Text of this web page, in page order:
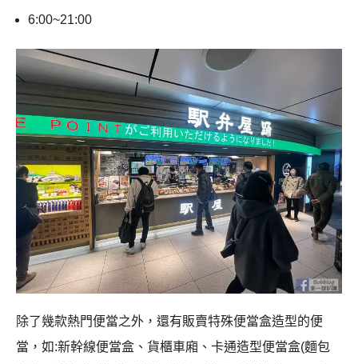
6:00~21:00
除了幾款熱門便當之外，還有販賣特殊便當盒造型的便
當，如:新幹線便當盒、貨櫃車廂、卡通造型便當盒(麵包